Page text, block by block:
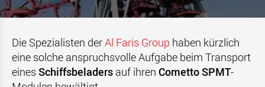
Die Spezialisten derAl Faris Group haben kürzlich
eine solche anspruchsvolle Aufgabe beim Transport
eines Schiffsbeladers auf ihren Cometto SPMT-